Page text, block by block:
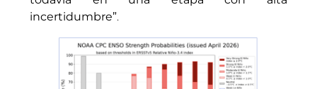
incertidumbre”.